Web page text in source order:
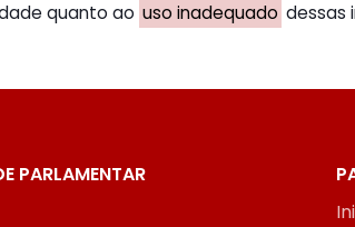
quanto ao uso inadequado dessas
PARLAMENTAR